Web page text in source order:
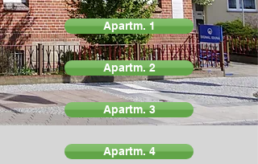
Apartm. 1
Apartm. 4
Apartm. 2
Apartm. 3